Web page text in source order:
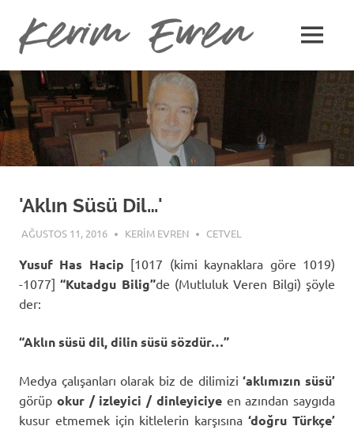
Skip
content
Kerim
Evren
Evren'in
Güncel
Yazıları
MENU
'Aklın Süsü Dil…'
AĞUSTOS 11, 2016 KERIM EVREN CETVEL
Yusuf Has Hacip [1017 (kimi kaynaklara göre 1019)
-1077]“Kutadgu Bilig”de (Mutluluk Veren Bilgi) şöyle
der:
“Aklın süsü dil, dilin süsü sözdür…”
Medya çalışanları olarak biz de dilimizi‘aklımızın süsü’
görüp okur / izleyici / dinleyiciye en azından saygıda
kusur etmemek için kitlelerin karşısına ‘doğru Türkçe’